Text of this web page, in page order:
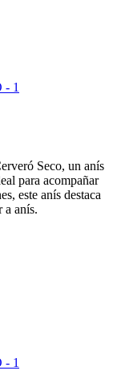
Seco, un anís
para acompañar
este anís destaca
a anís.